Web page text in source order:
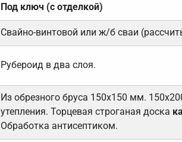
Под ключ (с отделкой)
Свайно-винтовой или ж/б сваи
Рубероид в два слоя.
Из обрезного бруса 150х150 мм.
утепления. Торцевая строганая доска
Обработка антисептиком.